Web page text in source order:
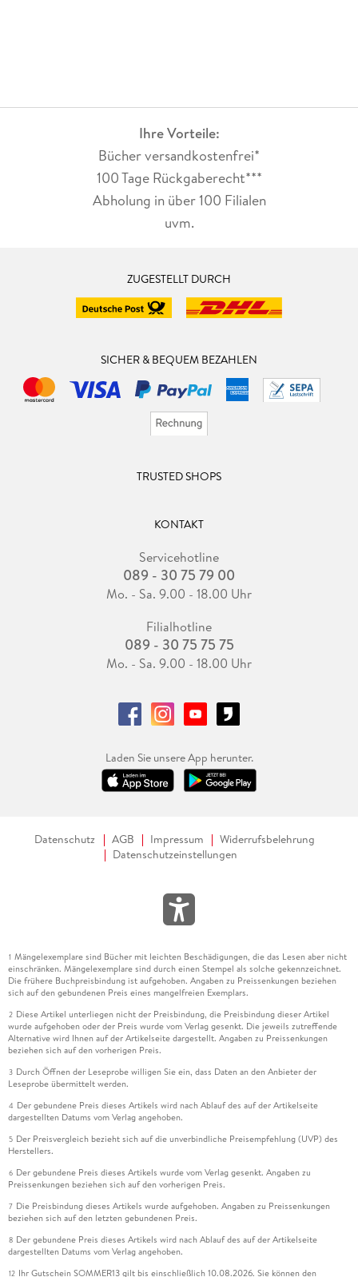
Ihre Vorteile:
Bücher versandkostenfrei*
100 Tage Rückgaberecht***
Abholung in über 100 Filialen
uvm.
ZUGESTELLT DURCH
SICHER & BEQUEM BEZAHLEN
TRUSTED SHOPS
KONTAKT
Servicehotline
089 - 30 75 79 00
Mo. - Sa. 9.00 - 18.00 Uhr
Filialhotline
089 - 30 75 75 75
Mo. - Sa. 9.00 - 18.00 Uhr
Laden Sie unsere App herunter.
Datenschutz AGB Impressum
Widerrufsbelehrung
Datenschutzeinstellungen
1 Mängelexemplare sind Bücher mit leichten Beschädigungen, die das Lesen aber nicht
einschränken. Mängelexemplare sind durch einen Stempel als solche gekennzeichnet.
Die frühere Buchpreisbindung ist aufgehoben. Angaben zu Preissenkungen beziehen
sich auf den gebundenen Preis eines mangelfreien Exemplars.
2 Diese Artikel unterliegen nicht der Preisbindung, die Preisbindung dieser Artikel
wurde aufgehoben oder der Preis wurde vom Verlag gesenkt. Die jeweils zutreffende
Alternative wird Ihnen auf der Artikelseite dargestellt. Angaben zu Preissenkungen
beziehen sich auf den vorherigen Preis.
3 Durch Öffnen der Leseprobe willigen Sie ein, dass Daten an den Anbieter der
Leseprobe übermittelt werden.
4 Der gebundene Preis dieses Artikels wird nach Ablauf des auf der Artikelseite
dargestellten Datums vom Verlag angehoben.
5 Der Preisvergleich bezieht sich auf die unverbindliche Preisempfehlung (UVP) des
Herstellers.
6 Der gebundene Preis dieses Artikels wurde vom Verlag gesenkt. Angaben zu
Preissenkungen beziehen sich auf den vorherigen Preis.
7 Die Preisbindung dieses Artikels wurde aufgehoben. Angaben zu Preissenkungen
beziehen sich auf den letzten gebundenen Preis.
8 Der gebundene Preis dieses Artikels wird nach Ablauf des auf der Artikelseite
dargestellten Datums vom Verlag angehoben.
12 Ihr Gutschein SOMMER13 gilt bis einschließlich 10.08.2026. Sie können den